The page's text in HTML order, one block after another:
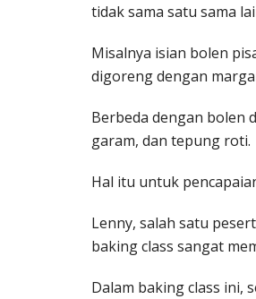
tidak sama satu sama
Misalnya isian bolen
digoreng dengan
Berbeda dengan bolen
garam, dan tepung roti.
Hal itu untuk
Lenny, salah satu
baking class sangat
Dalam baking class ini,